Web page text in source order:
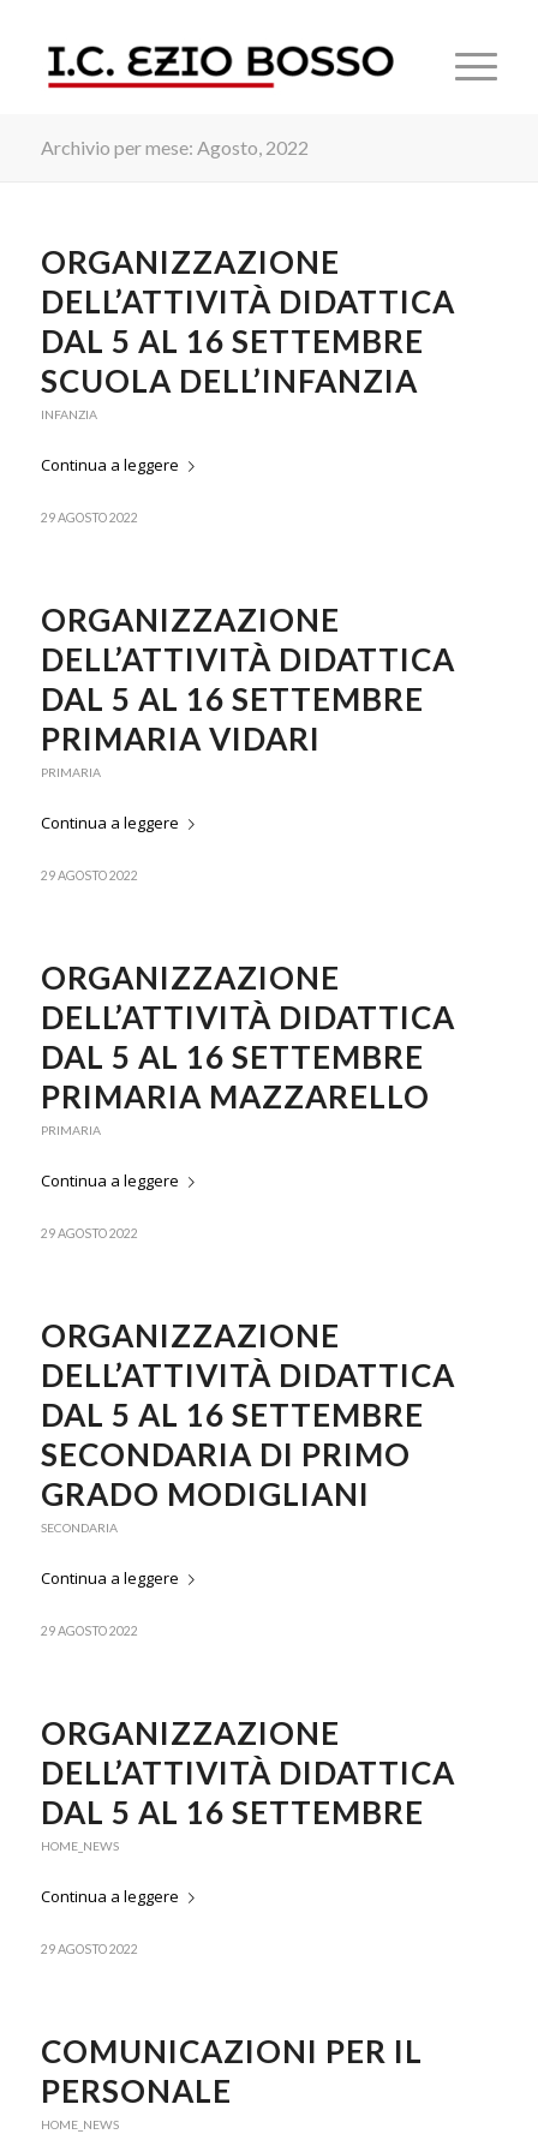
Archivio per mese: Agosto, 2022
ORGANIZZAZIONE
DELL’ATTIVITÀ DIDATTICA
DAL 5 AL 16 SETTEMBRE
SCUOLA DELL’INFANZIA
INFANZIA
Continua a leggere
29 AGOSTO 2022
ORGANIZZAZIONE
DELL’ATTIVITÀ DIDATTICA
DAL 5 AL 16 SETTEMBRE
PRIMARIA VIDARI
PRIMARIA
Continua a leggere
29 AGOSTO 2022
ORGANIZZAZIONE
DELL’ATTIVITÀ DIDATTICA
DAL 5 AL 16 SETTEMBRE
PRIMARIA MAZZARELLO
PRIMARIA
Continua a leggere
29 AGOSTO 2022
ORGANIZZAZIONE
DELL’ATTIVITÀ DIDATTICA
DAL 5 AL 16 SETTEMBRE
SECONDARIA DI PRIMO
GRADO MODIGLIANI
SECONDARIA
Continua a leggere
29 AGOSTO 2022
ORGANIZZAZIONE
DELL’ATTIVITÀ DIDATTICA
DAL 5 AL 16 SETTEMBRE
HOME_NEWS
Continua a leggere
29 AGOSTO 2022
COMUNICAZIONI PER IL
PERSONALE
HOME_NEWS